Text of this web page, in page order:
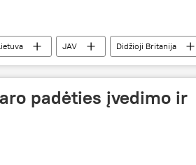
JAV Didžioji Britanija
padėties įvedimo ir